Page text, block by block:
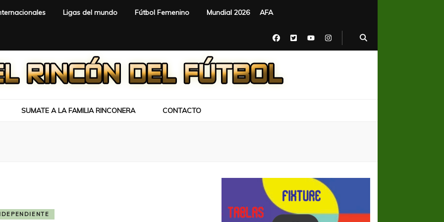
Ligas del mundo Fútbol Femenino Mundial 2026 AFA
SUMATE A LA FAMILIA RINCONERA CONTACTO